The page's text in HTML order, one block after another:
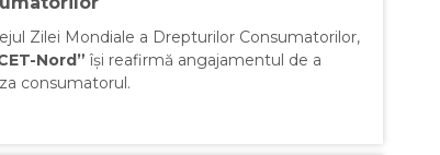
Zilei Mondiale a Drepturilor Consumatorilor,
Nord”își reafirmă angajamentul de a
consumatorul.